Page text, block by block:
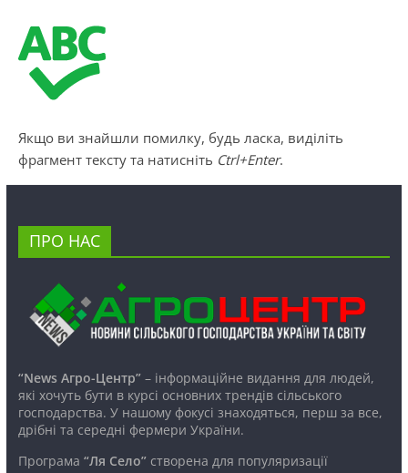
Якщо ви знайшли помилку, будь ласка, виділіть
фрагмент тексту та натисніть Ctrl+Enter.
ПРО НАС
“News Агро-Центр”– інформаційне видання для людей,
які хочуть бути в курсі основних трендів сільського
господарства. У нашому фокусі знаходяться, перш за все,
дрібні та середні фермери України.
Програма “Ля Село”створена для популяризації